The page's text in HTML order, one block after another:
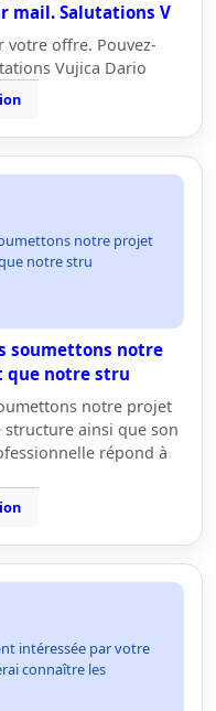
mail. Salutations V
votre offre. Pouvez-
Vujica Dario
notre projet
notre stru
soumettons notre
que notre stru
notre projet
ainsi que son
répond à
intéressée par votre
connaître les